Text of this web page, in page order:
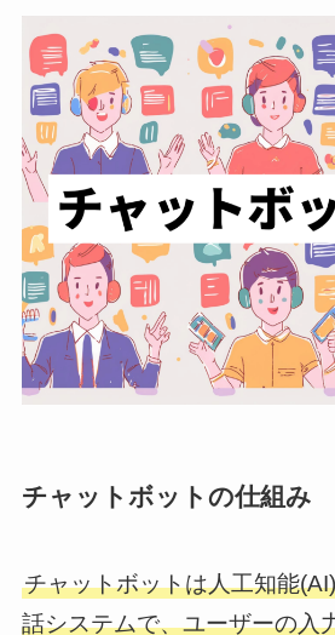
チャットボットの仕組み
チャットボットは人工知能
話システムで、ユーザーの入